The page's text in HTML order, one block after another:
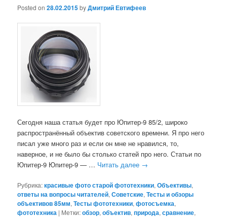
Posted on28.02.2015byДмитрий Евтифеев
Сегодня наша статья будет про Юпитер-9 85/2, широко
распространённый объектив советского времени. Я про него
писал уже много раз и если он мне не нравился, то,
наверное, и не было бы столько статей про него. Статьи по
Юпитер-9 Юпитер-9 — … Читать далее →
Рубрика:красивые фото старой фототехники,Объективы,
ответы на вопросы читателей,Советские,Тесты и обзоры
объективов 85мм,Тесты фототехники,фотосъемка,
фототехника | Метки:обзор,объектив,природа,сравнение,